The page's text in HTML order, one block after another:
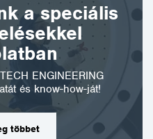
a speciális
ENGINEERING
és know-how-ját!
többet